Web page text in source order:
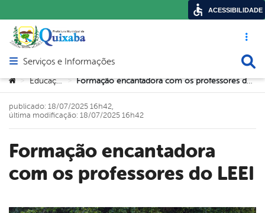
Acesso
Abrir menu principal de navegação
Serviços e Informações
Você está aqui:
> Educação > Formação encantadora com os professores do LEEI
Formação encantadora
com os professores do LEEI
publicado: 18/07/2025 16h42,
última modificação: 18/07/2025 16h42
ACESSIBILIDADE